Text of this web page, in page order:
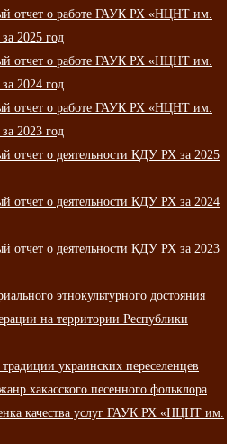
отчет о работе ГАУК РХ «НЦНТ им.
2025 год
отчет о работе ГАУК РХ «НЦНТ им.
2024 год
отчет о работе ГАУК РХ «НЦНТ им.
2023 год
отчет о деятельности КДУ РХ за 2025
отчет о деятельности КДУ РХ за 2024
отчет о деятельности КДУ РХ за 2023
этнокультурного достояния
на территории Республики
украинских переселенцев
хакасского песенного фольклора
качества услуг ГАУК РХ «НЦНТ им.